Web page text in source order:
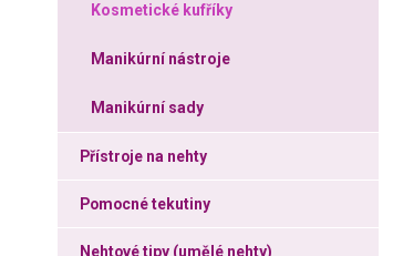
Kosmetické kufříky
Manikúrní nástroje
Manikúrní sady
Přístroje na nehty
Pomocné tekutiny
Nehtové tipy (umělé nehty)